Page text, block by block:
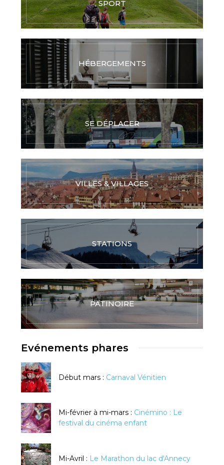
SPORT
HÉBERGEMENTS
SE DÉPLACER
VILLES & VILLAGES
STATIONS
PATINOIRE
Evénements phares
Début mars : Carnaval Vénitien
Mi-février à mi-mars : Cinémino : Le
festival du cinéma enfant
Mi-Avril : Le Marathon du lac d'Annecy